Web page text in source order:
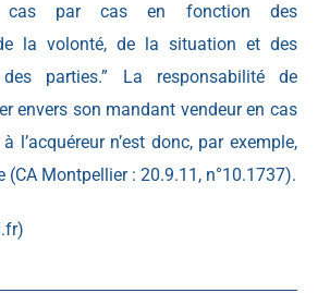
cas par cas en fonction des
la volonté, de la situation et des
des parties.” La responsabilité de
envers son mandant vendeur en cas
l’acquéreur n’est donc, par exemple,
(CA Montpellier : 20.9.11, n°10.1737).